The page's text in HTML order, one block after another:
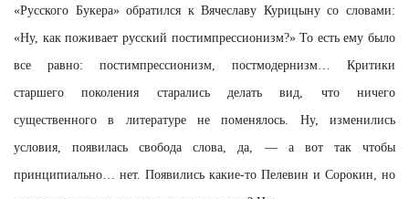
«Русского Букера» обратился к Вячеславу Курицыну со словами:
«Ну, как поживает русский постимпрессионизм?» То есть ему было
все равно: постимпрессионизм, постмодернизм… Критики
старшего поколения старались делать вид, что ничего
существенного в литературе не поменялось. Ну, изменились
условия, появилась свобода слова, да, — а вот так чтобы
принципиально… нет. Появились какие-то Пелевин и Сорокин, но